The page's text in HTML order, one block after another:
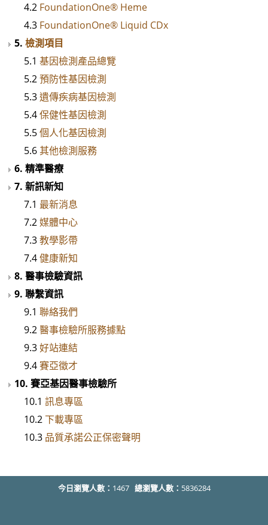
4.2 FoundationOne® Heme
4.3 FoundationOne® Liquid CDx
5. 檢測項目
5.1 基因檢測產品總覽
5.2預防性基因檢測
5.3遺傳疾病基因檢測
5.4保健性基因檢測
5.5個人化基因檢測
5.6其他檢測服務
6. 精準醫療
7. 新訊新知
7.1 最新消息
7.2媒體中心
7.3教學影帶
7.4健康新知
8. 醫事檢驗資訊
9. 聯繫資訊
9.1 聯絡我們
9.2醫事檢驗所服務據點
9.3好站連結
9.4賽亞徵才
10. 賽亞基因醫事檢驗所
10.1 訊息專區
10.2下載專區
10.3 品質承諾公正保密聲明
今日瀏覽人數： 1467 總瀏覽人數： 5836284